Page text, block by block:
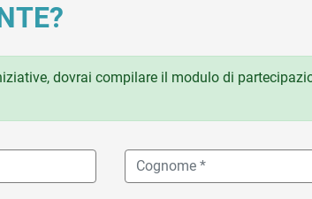
dovrai compilare il modulo di